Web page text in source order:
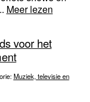
Meer lezen
voor het
Muziek, televisie en